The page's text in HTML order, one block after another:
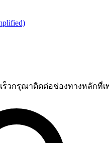
ร็วกรุณาติดต่อช่องทางหลักที่เ